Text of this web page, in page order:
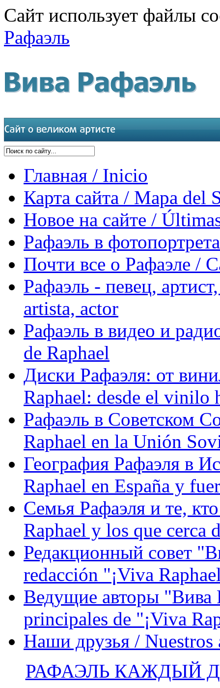
Сайт использует файлы
Рафаэль
Главная / Inicio
Карта сайта / Mapa del
Новое на сайте /
Рафаэль в
Почти все о Рафаэле /
Рафаэль - певец,
artista, actor
Рафаэль в видео и
de Raphael
Диски Рафаэля: от
Raphael: desde el vinilo
Рафаэль в Советском
Raphael en la Unión
География Рафаэля в
Raphael en España y
Семья Рафаэля и те,
Raphael y los que cerca
Редакционный совет
redacción "¡Viva
Ведущие авторы "Вива
principales de "¡Viva
Наши друзья / Nuestros
РАФАЭЛЬ КАЖДЫЙ